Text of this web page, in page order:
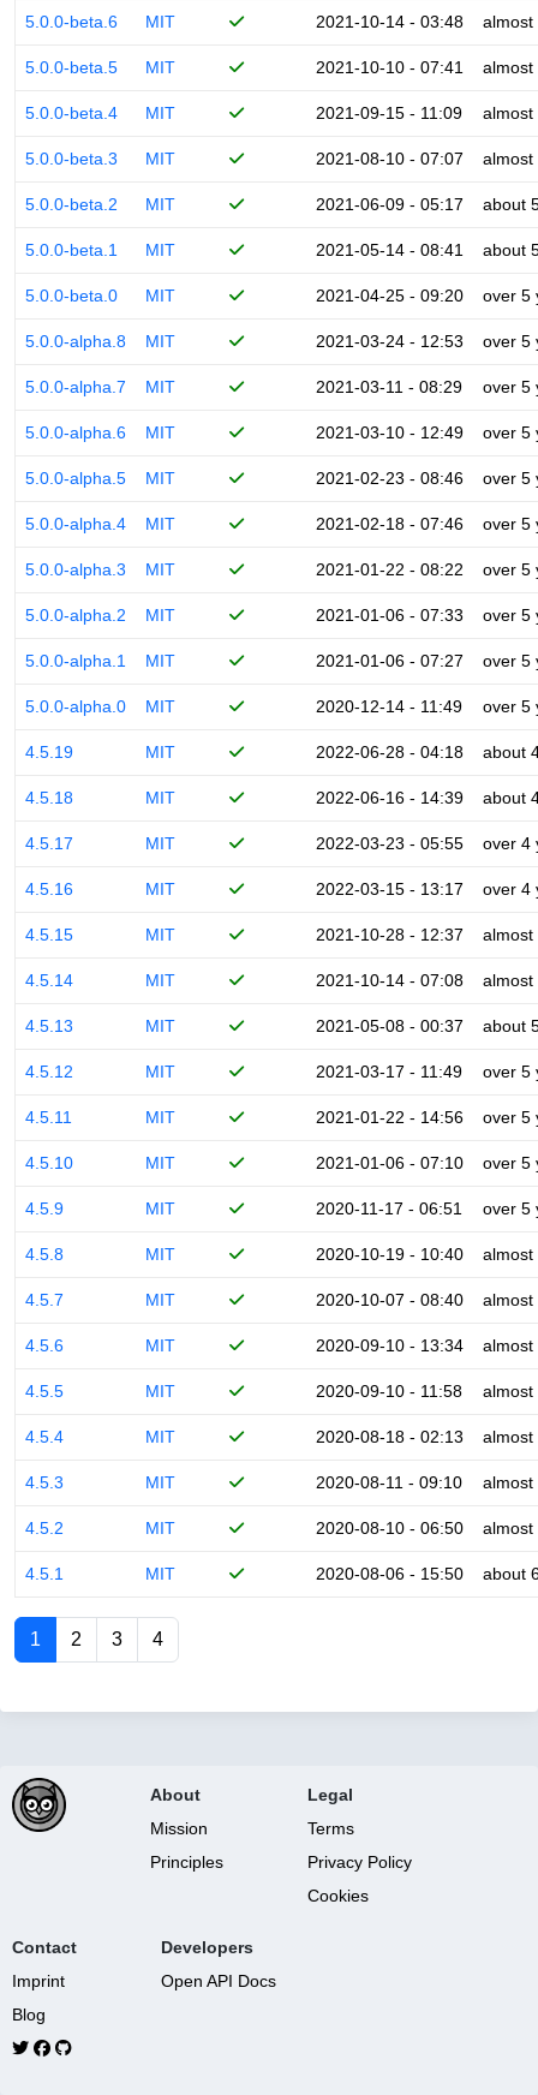
5.0.0-beta.6 MIT 2021-10-14 - 03:48 almost
5.0.0-beta.5 MIT 2021-10-10 - 07:41 almost
5.0.0-beta.4 MIT 2021-09-15 - 11:09 almost
5.0.0-beta.3 MIT 2021-08-10 - 07:07 almost
5.0.0-beta.2 MIT 2021-06-09 - 05:17 about
5.0.0-beta.1 MIT 2021-05-14 - 08:41 about
5.0.0-beta.0 MIT 2021-04-25 - 09:20 over 5
5.0.0-alpha.8 MIT 2021-03-24 - 12:53 over 5
5.0.0-alpha.7 MIT 2021-03-11 - 08:29 over 5
5.0.0-alpha.6 MIT 2021-03-10 - 12:49 over 5
5.0.0-alpha.5 MIT 2021-02-23 - 08:46 over 5
5.0.0-alpha.4 MIT 2021-02-18 - 07:46 over 5
5.0.0-alpha.3 MIT 2021-01-22 - 08:22 over 5
5.0.0-alpha.2 MIT 2021-01-06 - 07:33 over 5
5.0.0-alpha.1 MIT 2021-01-06 - 07:27 over 5
5.0.0-alpha.0 MIT 2020-12-14 - 11:49 over 5
4.5.19 MIT 2022-06-28 - 04:18 about
4.5.18 MIT 2022-06-16 - 14:39 about
4.5.17 MIT 2022-03-23 - 05:55 over 4
4.5.16 MIT 2022-03-15 - 13:17 over 4
4.5.15 MIT 2021-10-28 - 12:37 almost
4.5.14 MIT 2021-10-14 - 07:08 almost
4.5.13 MIT 2021-05-08 - 00:37 about
4.5.12 MIT 2021-03-17 - 11:49 over 5
4.5.11 MIT 2021-01-22 - 14:56 over 5
4.5.10 MIT 2021-01-06 - 07:10 over 5
4.5.9 MIT 2020-11-17 - 06:51 over 5
4.5.8 MIT 2020-10-19 - 10:40 almost
4.5.7 MIT 2020-10-07 - 08:40 almost
4.5.6 MIT 2020-09-10 - 13:34 almost
4.5.5 MIT 2020-09-10 - 11:58 almost
4.5.4 MIT 2020-08-18 - 02:13 almost
4.5.3 MIT 2020-08-11 - 09:10 almost
4.5.2 MIT 2020-08-10 - 06:50 almost
4.5.1 MIT 2020-08-06 - 15:50 about
1 2 3 4
About
Mission
Principles
Legal
Terms
Privacy Policy
Cookies
Contact
Imprint
Blog
Developers
Open API Docs